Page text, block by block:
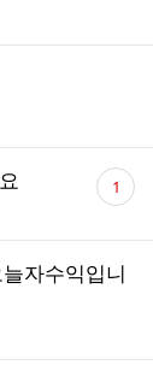
댓
글 1
자수익입니